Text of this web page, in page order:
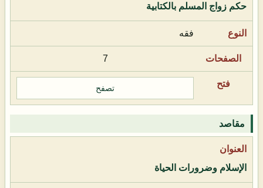
حكم زواج المسلم بالكتابية
فقه
7
تصفح
مقاصد
الإسلام وضرورات الحياة